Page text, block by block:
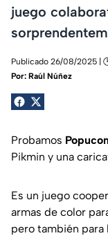
juego
Publicado 26/08/2025 |
Por: Raúl Núñez
Probamos
Pikmin y una
Es un juego
armas de color
pero también